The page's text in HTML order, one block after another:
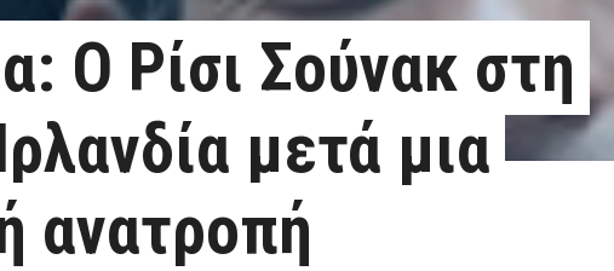
Ο Ρίσι Σούνακ στη
μετά μια
ανατροπή